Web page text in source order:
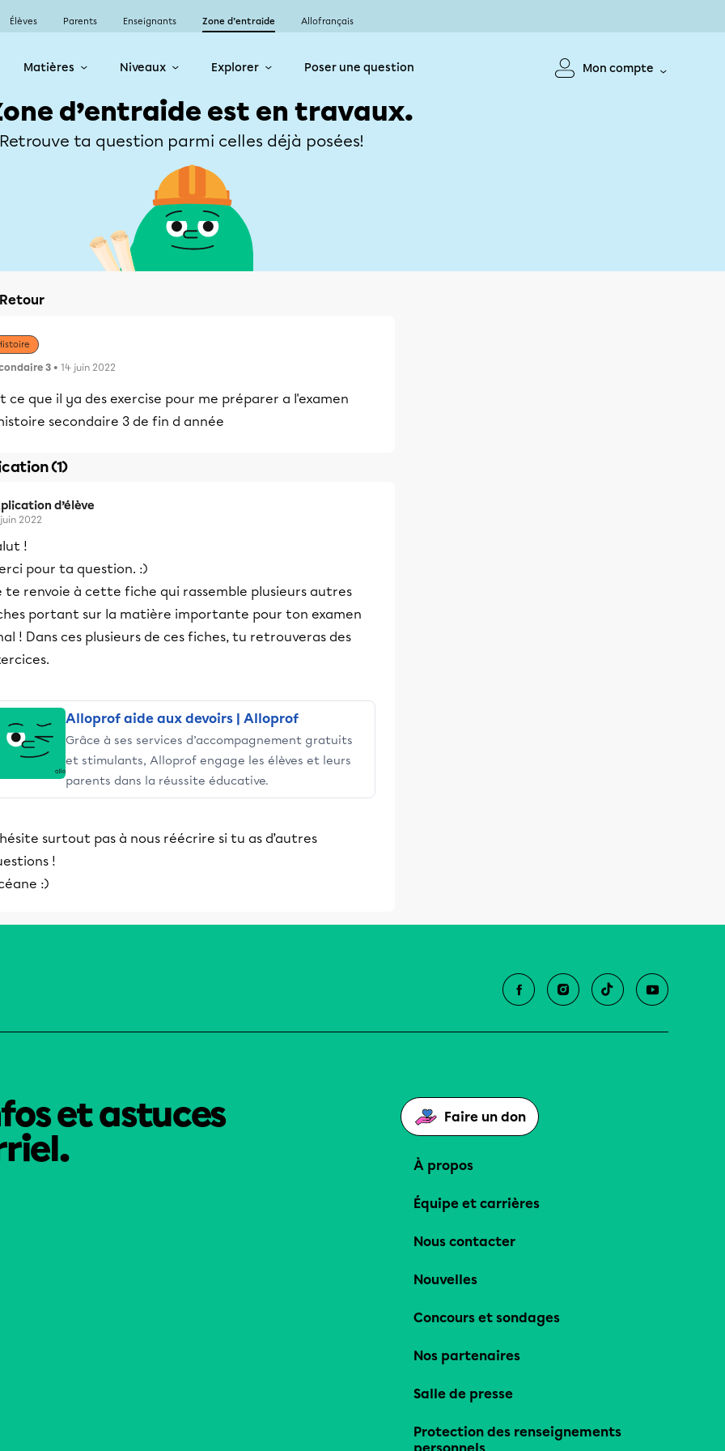
Élèves Parents Enseignants Zone d’entraide Allofrançais
Matières Niveaux Explorer Poser une question Mon compte
d’entraide est en travaux.
Retrouve ta question parmi celles déjà posées!
Retour
3 • 14 juin 2022
ce que il ya des exercise pour me préparer a l'examen
secondaire 3 de fin d année
(1)
d’élève
2022
!
pour ta question. :)
te renvoie à cette fiche qui rassemble plusieurs autres
portant sur la matière importante pour ton examen
! Dans ces plusieurs de ces fiches, tu retrouveras des
Alloprof aide aux devoirs | Alloprof
Grâce à ses services d’accompagnement gratuits
et stimulants, Alloprof engage les élèves et leurs
parents dans la réussite éducative.
surtout pas à nous réécrire si tu as d’autres
!
:)
et astuces
Faire un don
À propos
Équipe et carrières
Nous contacter
Nouvelles
Concours et sondages
Nos partenaires
Salle de presse
Protection des renseignements